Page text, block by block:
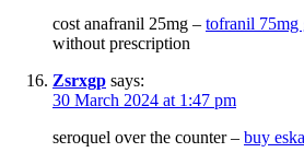
cost anafranil 25mg – tofranil 75mg
without prescription
Zsrxgp says:
30 March 2024 at 1:47 pm
seroquel over the counter – buy